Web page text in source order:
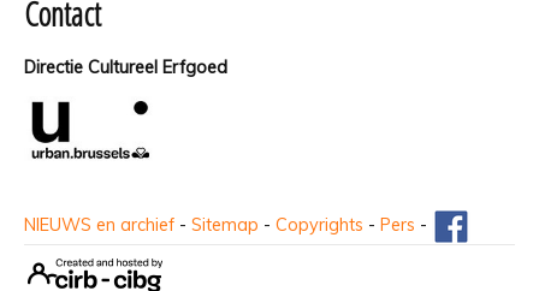
Contact
Directie Cultureel Erfgoed
NIEUWS en archief - Sitemap - Copyrights - Pers -